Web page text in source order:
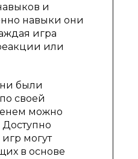
и
навыки они
игра
или
были
своей
можно
Доступно
могут
в основе